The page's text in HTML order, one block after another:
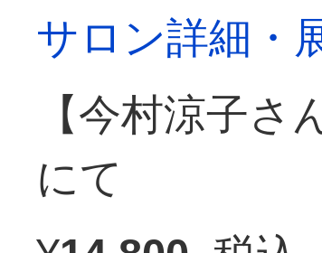
サロン詳細・
【今村涼子さ
にて